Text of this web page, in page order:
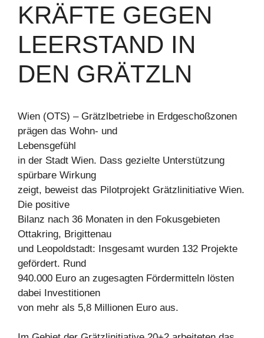
KRÄFTE GEGEN
LEERSTAND IN
DEN GRÄTZLN
Wien (OTS) – Grätzlbetriebe in Erdgeschoßzonen
prägen das Wohn- und
Lebensgefühl
in der Stadt Wien. Dass gezielte Unterstützung
spürbare Wirkung
zeigt, beweist das Pilotprojekt Grätzlinitiative Wien.
Die positive
Bilanz nach 36 Monaten in den Fokusgebieten
Ottakring, Brigittenau
und Leopoldstadt: Insgesamt wurden 132 Projekte
gefördert. Rund
940.000 Euro an zugesagten Fördermitteln lösten
dabei Investitionen
von mehr als 5,8 Millionen Euro aus.